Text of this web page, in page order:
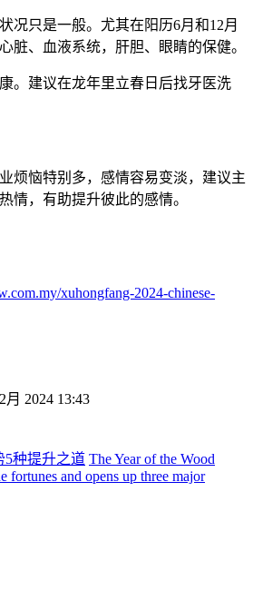
况只是一般。尤其在阳历6月和12月
脏、血液系统，肝胆、眼睛的保健。
。建议在龙年里立春日后找牙医洗
烦恼特别多，感情容易变淡，建议主
情，有助提升彼此的感情。
xuhongfang-2024-chinese-
2024 13:43
5种提升之道 The Year of the Wood
fortunes and opens up three major